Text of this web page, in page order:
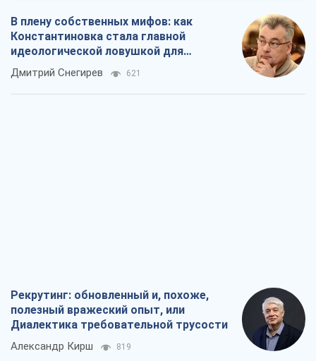
В плену собственных мифов: как
Константиновка стала главной
идеологической ловушкой для
российских оккупантов
Дмитрий Снегирев 621
Рекрутинг: обновленный и, похоже,
полезный вражеский опыт, или
Диалектика требовательной трусости
Александр Кирш 819